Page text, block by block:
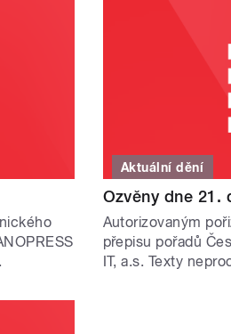
Aktuální dění
Ozvěny dne 21.
Autorizovaným
přepisu pořadů
IT, a.s. Texty